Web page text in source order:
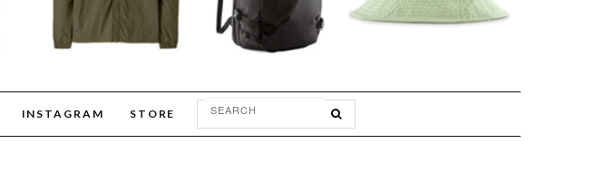
INSTAGRAM STORE